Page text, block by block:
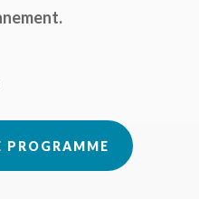
PROGRAMME